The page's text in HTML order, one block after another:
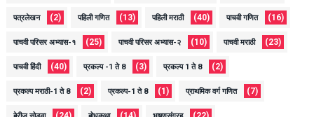
पत्रलेखन (2) पहिली गणित (13) पहिली मराठी (40) पाचवी गणित (16)
पाचवी परिसर अभ्यास-१ (25) पाचवी परिसर अभ्यास-२ (10) पाचवी मराठी (23)
पाचवी हिंदी (40) प्रकल्प -1 ते 8 (3) प्रकल्प 1 ते 8 (2)
प्रकल्प मराठी-1 ते 8 (2) प्रकल्प-1 ते 8 (1) प्राथमिक वर्ग गणित (7)